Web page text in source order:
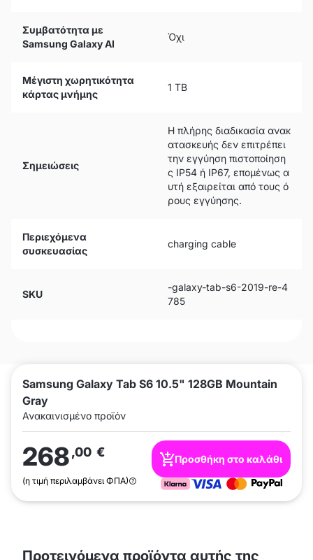
Samsung Galaxy Tab S6 10.5" 128GB Mountain
Gray
Ανακαινισμένο προϊόν
268,00 €
(η τιμή περιλαμβάνει ΦΠΑ)
Προσθήκη στο καλάθι
Συμβατότητα με
Samsung Galaxy AI
Όχι
Μέγιστη χωρητικότητα
κάρτας μνήμης
1 TB
Σημειώσεις
Η πλήρης διαδικασία ανακ
ατασκευής δεν επιτρέπει
την εγγύηση πιστοποίηση
ς IP54 ή IP67, επομένως α
υτή εξαιρείται από τους ό
ρους εγγύησης.
Περιεχόμενα
συσκευασίας
charging cable
SKU
-galaxy-tab-s6-2019-re-4
785
Προτεινόμενα προϊόντα αυτής της